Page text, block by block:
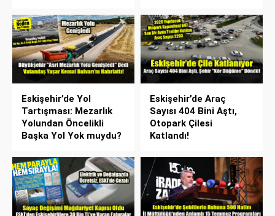
Eskişehir’de Yol
Tartışması: Mezarlık
Yolundan Öncelikli
Başka Yol Yok muydu?
Eskişehir’de Araç
Sayısı 404 Bini Aştı,
Otopark Çilesi
Katlandı!